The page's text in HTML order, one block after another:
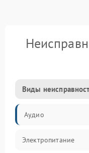
Виды
Аудио
Электропитание